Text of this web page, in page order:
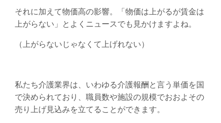
それに加えて物価高の影響。「物価は上がるが賃金は
上がらない」とよくニュースでも見かけますよね。
（上がらないじゃなくて上げれない）
私たち介護業界は、いわゆる介護報酬と言う単価を国
で決められており、職員数や施設の規模でおおよその
売り上げ見込みを立てることができます。